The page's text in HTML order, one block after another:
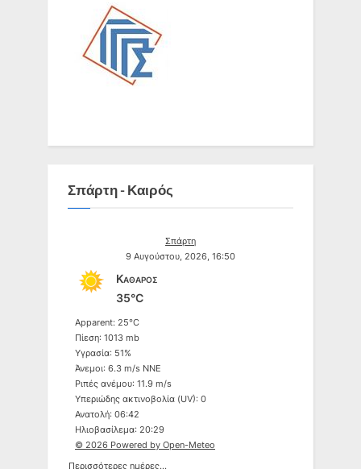
Σπάρτη - Καιρός
Σπάρτη
9 Αυγούστου, 2026, 16:50
Καθαρός
35°C
Apparent: 25°C
Πίεση: 1013 mb
Υγρασία: 51%
Άνεμοι: 6.3 m/s NNE
Ριπές ανέμου: 11.9 m/s
Υπεριώδης ακτινοβολία (UV): 0
Ανατολή: 06:42
Ηλιοβασίλεμα: 20:29
© 2026 Powered by Open-Meteo
Περισσότερες ημέρες...